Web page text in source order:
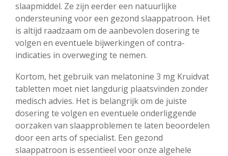
slaapmiddel. Ze zijn eerder een natuurlijke
ondersteuning voor een gezond slaappatroon. Het
is altijd raadzaam om de aanbevolen dosering te
volgen en eventuele bijwerkingen of contra-
indicaties in overweging te nemen.
Kortom, het gebruik van melatonine 3 mg Kruidvat
tabletten moet niet langdurig plaatsvinden zonder
medisch advies. Het is belangrijk om de juiste
dosering te volgen en eventuele onderliggende
oorzaken van slaapproblemen te laten beoordelen
door een arts of specialist. Een gezond
slaappatroon is essentieel voor onze algehele